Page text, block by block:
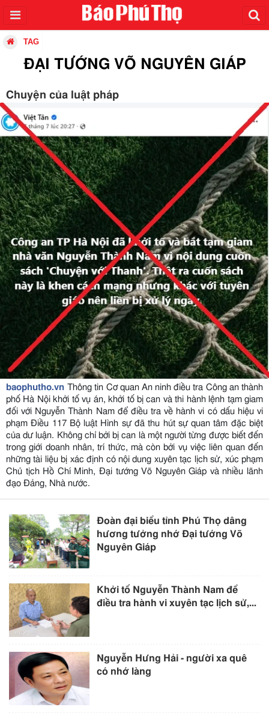
TAG
ĐẠI TƯỚNG VÕ NGUYÊN GIÁP
Chuyện của luật pháp
baophutho.vn Thông tin Cơ quan An ninh điều tra Công an thành
phố Hà Nội khởi tố vụ án, khởi tố bị can và thi hành lệnh tạm giam
đối với Nguyễn Thành Nam để điều tra về hành vi có dấu hiệu vi
phạm Điều 117 Bộ luật Hình sự đã thu hút sự quan tâm đặc biệt
của dư luận. Không chỉ bởi bị can là một người từng được biết đến
trong giới doanh nhân, trí thức, mà còn bởi vụ việc liên quan đến
những tài liệu bị xác định có nội dung xuyên tạc lịch sử, xúc phạm
Chủ tịch Hồ Chí Minh, Đại tướng Võ Nguyên Giáp và nhiều lãnh
đạo Đảng, Nhà nước.
Đoàn đại biểu tỉnh Phú Thọ dâng
hương tưởng nhớ Đại tướng Võ
Nguyên Giáp
Khởi tố Nguyễn Thành Nam để
điều tra hành vi xuyên tạc lịch sử,...
Nguyễn Hưng Hải - người xa quê
có nhớ làng